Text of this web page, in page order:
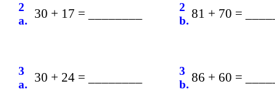
2
a.
30 + 17 = ________
2
b. 81 + 70 =
3
a.
30 + 24 = ________
3
b. 86 + 60 =